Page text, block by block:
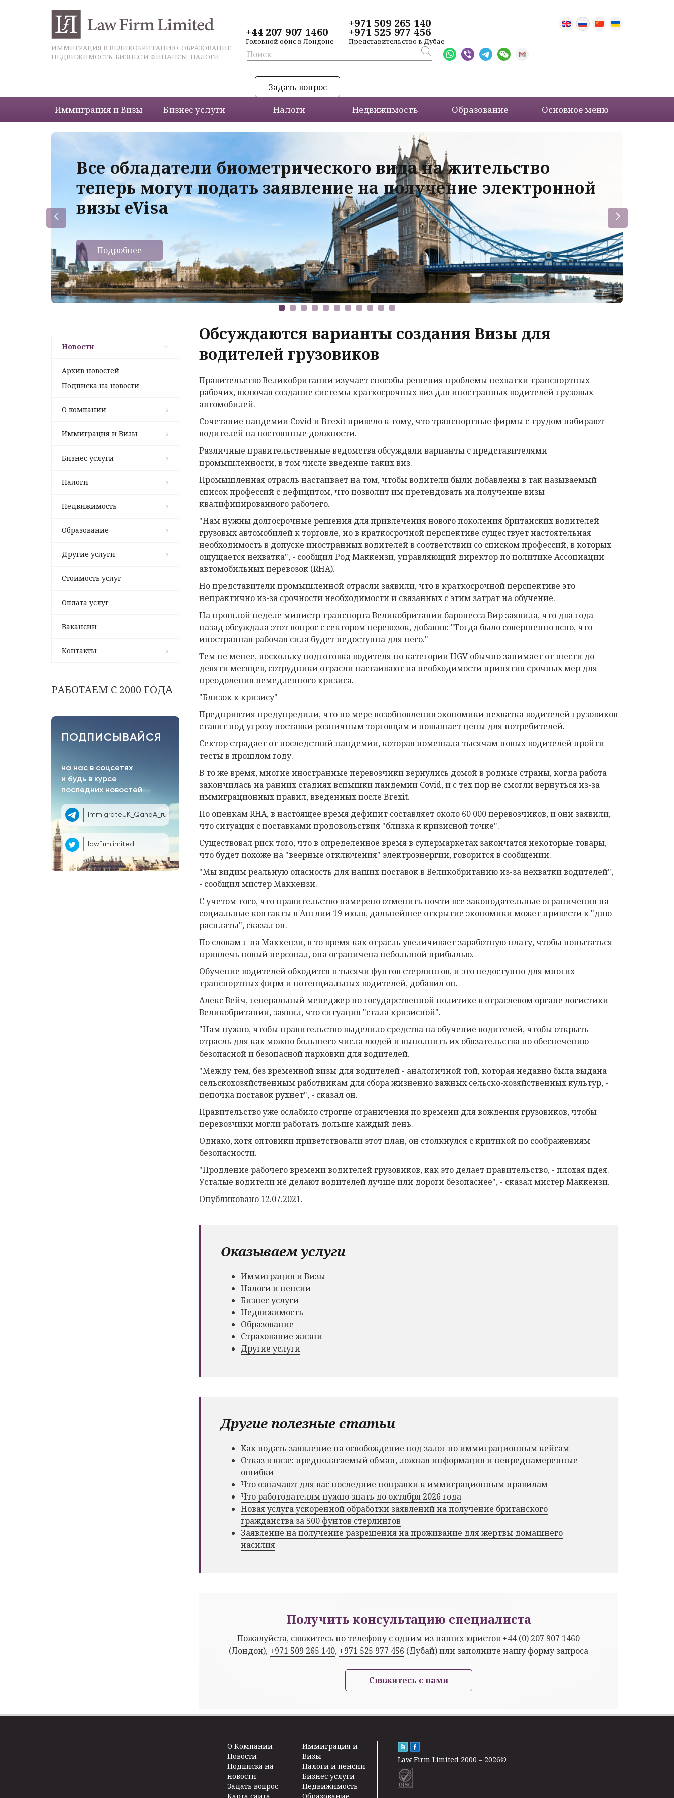
ИММИГРАЦИЯ В ВЕЛИКОБРИТАНИЮ, ОБРАЗОВАНИЕ,
НЕДВИЖИМОСТЬ, БИЗНЕС И ФИНАНСЫ, НАЛОГИ
+44 207 907 1460
Головной офис в Лондоне
+971 509 265 140
+971 525 977 456
Представительство в Дубае
Задать вопрос
Иммиграция и Визы Бизнес услуги Налоги Недвижимость Образование Основное меню
Все обладатели биометрического вида на жительство
теперь могут подать заявление на получение электронной
визы eVisa
Подробнее
Новости
Архив новостей
Подписка на новости
О компании
Иммиграция и Визы
Бизнес услуги
Налоги
Недвижимость
Образование
Другие услуги
Стоимость услуг
Оплата услуг
Вакансии
Контакты
РАБОТАЕМ С 2000 ГОДА
ПОДПИСЫВАЙСЯ
на нас в соцсетях
и будь в курсе
последних новостей
ImmigrateUK_QandA_ru
lawfirmlimited
Обсуждаются варианты создания Визы для
водителей грузовиков
Правительство Великобритании изучает способы решения проблемы нехватки транспортных
рабочих, включая создание системы краткосрочных виз для иностранных водителей грузовых
автомобилей.
Сочетание пандемии Covid и Brexit привело к тому, что транспортные фирмы с трудом набирают
водителей на постоянные должности.
Различные правительственные ведомства обсуждали варианты с представителями
промышленности, в том числе введение таких виз.
Промышленная отрасль настаивает на том, чтобы водители были добавлены в так называемый
список профессий с дефицитом, что позволит им претендовать на получение визы
квалифицированного рабочего.
"Нам нужны долгосрочные решения для привлечения нового поколения британских водителей
грузовых автомобилей к торговле, но в краткосрочной перспективе существует настоятельная
необходимость в допуске иностранных водителей в соответствии со списком профессий, в которых
ощущается нехватка", - сообщил Род Маккензи, управляющий директор по политике Ассоциации
автомобильных перевозок (RHA).
Но представители промышленной отрасли заявили, что в краткосрочной перспективе это
непрактично из-за срочности необходимости и связанных с этим затрат на обучение.
На прошлой неделе министр транспорта Великобритании баронесса Вир заявила, что два года
назад обсуждала этот вопрос с сектором перевозок, добавив: "Тогда было совершенно ясно, что
иностранная рабочая сила будет недоступна для него."
Тем не менее, поскольку подготовка водителя по категории HGV обычно занимает от шести до
девяти месяцев, сотрудники отрасли настаивают на необходимости принятия срочных мер для
преодоления немедленного кризиса.
"Близок к кризису"
Предприятия предупредили, что по мере возобновления экономики нехватка водителей грузовиков
ставит под угрозу поставки розничным торговцам и повышает цены для потребителей.
Сектор страдает от последствий пандемии, которая помешала тысячам новых водителей пройти
тесты в прошлом году.
В то же время, многие иностранные перевозчики вернулись домой в родные страны, когда работа
закончилась на ранних стадиях вспышки пандемии Covid, и с тех пор не смогли вернуться из-за
иммиграционных правил, введенных после Brexit.
По оценкам RHA, в настоящее время дефицит составляет около 60 000 перевозчиков, и они заявили,
что ситуация с поставками продовольствия "близка к кризисной точке".
Существовал риск того, что в определенное время в супермаркетах закончатся некоторые товары,
что будет похоже на "веерные отключения" электроэнергии, говорится в сообщении.
"Мы видим реальную опасность для наших поставок в Великобританию из-за нехватки водителей",
- сообщил мистер Маккензи.
С учетом того, что правительство намерено отменить почти все законодательные ограничения на
социальные контакты в Англии 19 июля, дальнейшее открытие экономики может привести к "дню
расплаты", сказал он.
По словам г-на Маккензи, в то время как отрасль увеличивает заработную плату, чтобы попытаться
привлечь новый персонал, она ограничена небольшой прибылью.
Обучение водителей обходится в тысячи фунтов стерлингов, и это недоступно для многих
транспортных фирм и потенциальных водителей, добавил он.
Алекс Вейч, генеральный менеджер по государственной политике в отраслевом органе логистики
Великобритании, заявил, что ситуация "стала кризисной".
"Нам нужно, чтобы правительство выделило средства на обучение водителей, чтобы открыть
отрасль для как можно большего числа людей и выполнить их обязательства по обеспечению
безопасной и безопасной парковки для водителей.
"Между тем, без временной визы для водителей - аналогичной той, которая недавно была выдана
сельскохозяйственным работникам для сбора жизненно важных сельско-хозяйственных культур, -
цепочка поставок рухнет", - сказал он.
Правительство уже ослабило строгие ограничения по времени для вождения грузовиков, чтобы
перевозчики могли работать дольше каждый день.
Однако, хотя оптовики приветствовали этот план, он столкнулся с критикой по соображениям
безопасности.
"Продление рабочего времени водителей грузовиков, как это делает правительство, - плохая идея.
Усталые водители не делают водителей лучше или дороги безопаснее", - сказал мистер Маккензи.
Опубликовано 12.07.2021.
Оказываем услуги
Иммиграция и Визы
Налоги и пенсии
Бизнес услуги
Недвижимость
Образование
Страхование жизни
Другие услуги
Другие полезные статьи
Как подать заявление на освобождение под залог по иммиграционным кейсам
Отказ в визе: предполагаемый обман, ложная информация и непреднамеренные
ошибки
Что означают для вас последние поправки к иммиграционным правилам
Что работодателям нужно знать до октября 2026 года
Новая услуга ускоренной обработки заявлений на получение британского
гражданства за 500 фунтов стерлингов
Заявление на получение разрешения на проживание для жертвы домашнего
насилия
Получить консультацию специалиста
Пожалуйста, свяжитесь по телефону с одним из наших юристов +44 (0) 207 907 1460
(Лондон), +971 509 265 140, +971 525 977 456 (Дубай) или заполните нашу форму запроса
Свяжитесь с нами
O Kомпании
Новости
Подписка на
новости
Задать вопрос
Иммиграция и
Визы
Налоги и пенсии
Бизнес услуги
Недвижимость
Law Firm Limited 2000 – 2026©